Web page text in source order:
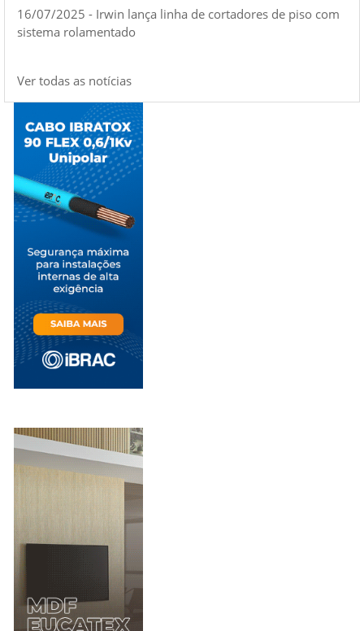
16/07/2025 - Irwin lança linha de cortadores de piso com
sistema rolamentado
Ver todas as notícias